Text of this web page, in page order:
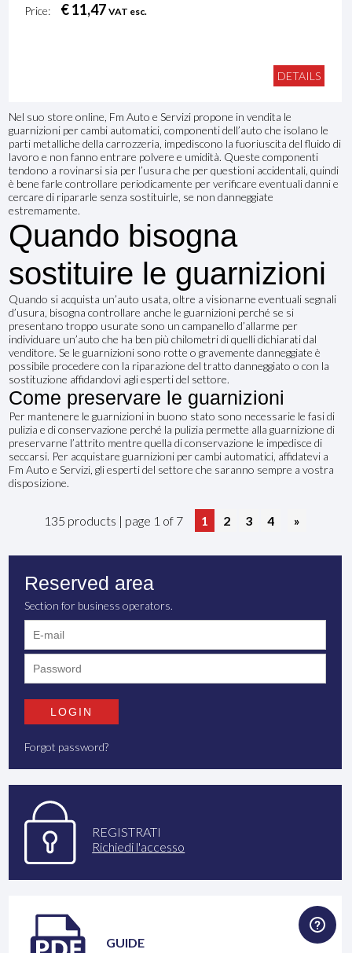
Price: € 11,47VAT esc.
DETAILS
Nel suo store online, Fm Auto e Servizi propone in vendita le
guarnizioni per cambi automatici, componenti dell’auto che isolano le
parti metalliche della carrozzeria, impediscono la fuoriuscita del fluido di
lavoro e non fanno entrare polvere e umidità. Queste componenti
tendono a rovinarsi sia per l’usura che per questioni accidentali, quindi
è bene farle controllare periodicamente per verificare eventuali danni e
cercare di ripararle senza sostituirle, se non danneggiate
estremamente.
Quando bisogna
sostituire le guarnizioni
Quando si acquista un’auto usata, oltre a visionarne eventuali segnali
d’usura, bisogna controllare anche le guarnizioni perché se si
presentano troppo usurate sono un campanello d’allarme per
individuare un’auto che ha ben più chilometri di quelli dichiarati dal
venditore. Se le guarnizioni sono rotte o gravemente danneggiate è
possibile procedere con la riparazione del tratto danneggiato o con la
sostituzione affidandovi agli esperti del settore.
Come preservare le guarnizioni
Per mantenere le guarnizioni in buono stato sono necessarie le fasi di
pulizia e di conservazione perché la pulizia permette alla guarnizione di
preservarne l’attrito mentre quella di conservazione le impedisce di
seccarsi. Per acquistare guarnizioni per cambi automatici, affidatevi a
Fm Auto e Servizi, gli esperti del settore che saranno sempre a vostra
disposizione.
135 products | page 1 of 7 1 2 3 4 »
Reserved area
Section for business operators.
Forgot password?
REGISTRATI
Richiedi l'accesso
GUIDE